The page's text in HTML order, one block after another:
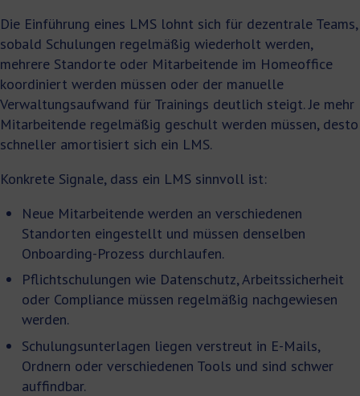
Die Einführung eines LMS lohnt sich für dezentrale Teams,
sobald Schulungen regelmäßig wiederholt werden,
mehrere Standorte oder Mitarbeitende im Homeoffice
koordiniert werden müssen oder der manuelle
Verwaltungsaufwand für Trainings deutlich steigt. Je mehr
Mitarbeitende regelmäßig geschult werden müssen, desto
schneller amortisiert sich ein LMS.
Konkrete Signale, dass ein LMS sinnvoll ist:
Neue Mitarbeitende werden an verschiedenen
Standorten eingestellt und müssen denselben
Onboarding-Prozess durchlaufen.
Pflichtschulungen wie Datenschutz, Arbeitssicherheit
oder Compliance müssen regelmäßig nachgewiesen
werden.
Schulungsunterlagen liegen verstreut in E-Mails,
Ordnern oder verschiedenen Tools und sind schwer
auffindbar.